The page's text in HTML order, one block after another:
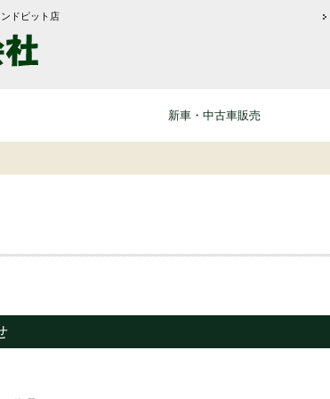
ドピット店
新車・中古車販売